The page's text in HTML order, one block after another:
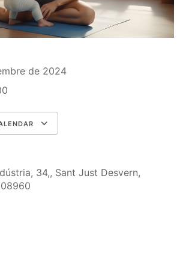
de 2024
34,, Sant Just Desvern,